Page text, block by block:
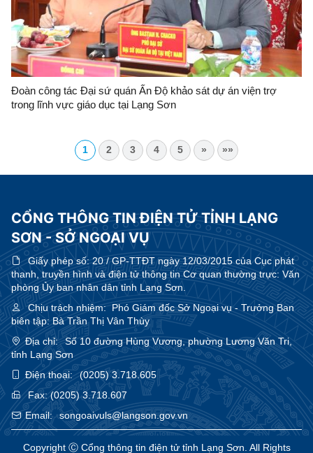
Đoàn công tác Đại sứ quán Ấn Độ khảo sát dự án viện trợ
trong lĩnh vực giáo dục tại Lạng Sơn
1 2 3 4 5 » »»
CỔNG THÔNG TIN ĐIỆN TỬ TỈNH LẠNG
SƠN - SỞ NGOẠI VỤ
Giấy phép số:20 / GP-TTĐT ngày 12/03/2015 của Cục phát
thanh, truyền hình và điện tử thông tin Cơ quan thường trực: Văn
phòng Ủy ban nhân dân tỉnh Lạng Sơn.
Chịu trách nhiệm:Phó Giám đốc Sở Ngoại vụ - Trưởng Ban
biên tập: Bà Trần Thị Vân Thùy
Địa chỉ:
Số 10 đường Hùng Vương, phường Lương Văn Tri,
tỉnh Lạng Sơn
Điện thoại:
(0205) 3.718.605
Fax:(0205) 3.718.607
Email:
songoaivuls@langson.gov.vn
Copyright Ⓒ Cổng thông tin điện tử tỉnh Lạng Sơn. All Rights